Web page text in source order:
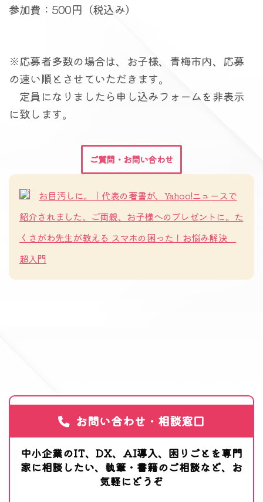
参加費：500円（税込み）
※応募者多数の場合は、お子様、青梅市内、応募
の速い順とさせていただきます。
定員になりましたら申し込みフォームを非表示
に致します。
ご質問・お問い合わせ
お目汚しに。｜代表の著書が、Yahoo!ニュースで
紹介されました。ご両親、お子様へのプレゼントに。た
くさがわ先生が教える スマホの困った！お悩み解決
超入門
お問い合わせ・相談窓口
中小企業のIT、DX、AI導入、困りごとを専門
家に相談したい、執筆・書籍のご相談など、お
気軽にどうぞ